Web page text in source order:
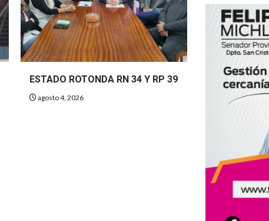
ESTADO ROTONDA RN 34 Y RP 39
agosto 4, 2026